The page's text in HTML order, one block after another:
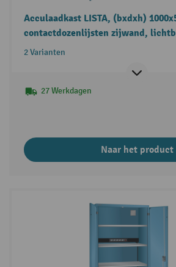
Acculaadkast LISTA, (bxdxh)
contactdozenlijsten zijwand,
2 Varianten
27 Werkdagen
Naar het product